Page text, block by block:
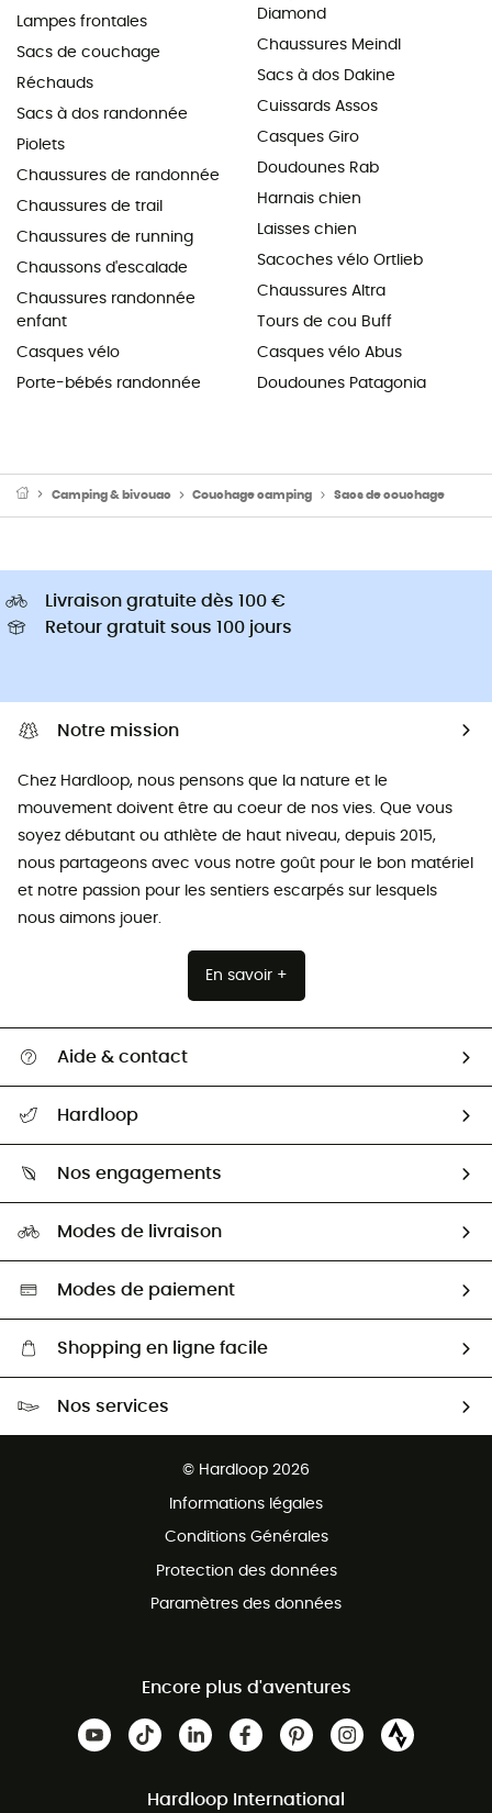
Lampes frontales
Sacs de couchage
Réchauds
Sacs à dos randonnée
Piolets
Chaussures de randonnée
Chaussures de trail
Chaussures de running
Chaussons d'escalade
Chaussures randonnée
enfant
Casques vélo
Porte-bébés randonnée
Diamond
Chaussures Meindl
Sacs à dos Dakine
Cuissards Assos
Casques Giro
Doudounes Rab
Harnais chien
Laisses chien
Sacoches vélo Ortlieb
Chaussures Altra
Tours de cou Buff
Casques vélo Abus
Doudounes Patagonia
Camping & bivouac Couchage camping Sacs de couchage
Livraison gratuite dès 100 €
Retour gratuit sous 100 jours
Notre mission
Chez Hardloop, nous pensons que la nature et le
mouvement doivent être au coeur de nos vies. Que vous
soyez débutant ou athlète de haut niveau, depuis 2015,
nous partageons avec vous notre goût pour le bon matériel
et notre passion pour les sentiers escarpés sur lesquels
nous aimons jouer.
En savoir +
Aide & contact
Guide des tailles
Seconde Main
Aide & Contact
Hardloop
HardGuides
Nos engagements
Sélection éco-responsable
Modes de livraison
Modes de paiement
Shopping en ligne facile
Nos services
© Hardloop 2026
Informations légales
Conditions Générales
Protection des données
Paramètres des données
Encore plus d'aventures
Hardloop International